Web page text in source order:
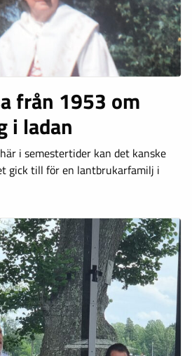
från 1953 om
i ladan
i semestertider kan det kanske
gick till för en lantbrukarfamilj i